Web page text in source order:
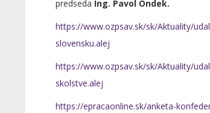
predseda Ing. Pavol Ondek.
https://www.ozpsav.sk/sk/Aktuality/
slovensku.alej
https://www.ozpsav.sk/sk/Aktuality/
skolstve.alej
https://epracaonline.sk/anketa-